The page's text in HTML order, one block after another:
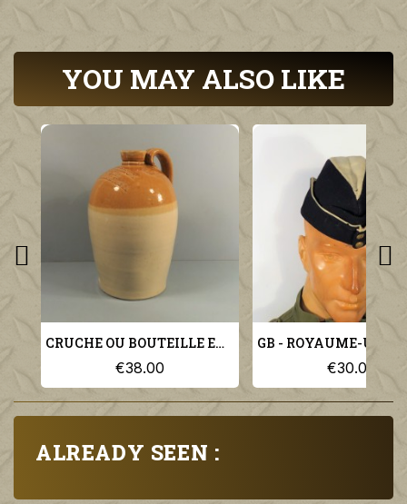
ALREADY SEEN :
YOU MAY ALSO LIKE
CRUCHE OU BOUTEILLE EN GRES TYPE S.R.D. ANGLAISE MILITARIA WW1 WW2
€38.00 €30.00